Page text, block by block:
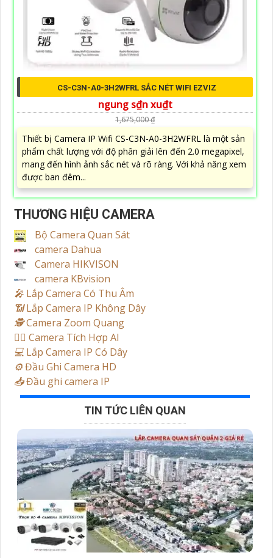
CS-C3N-A0-3H2WFRL SẮC NÉT WIFI EZVIZ
ngung s₫n xu₫t
1,675,000 ₫
Thiết bị Camera IP Wifi CS-C3N-A0-3H2WFRL là một sản
phẩm chất lượng với độ phân giải lên đến 2.0 megapixel,
mang đến hình ảnh sắc nét và rõ ràng. Với khả năng xem
được ban đêm...
THƯƠNG HIỆU CAMERA
Bộ Camera Quan Sát
camera Dahua
Camera HIKVISON
camera KBvision
️🎤️ Lắp Camera Có Thu Âm
📶Lắp Camera IP Không Dây
🕵️Camera Zoom Quang
🧛‍♀️ Camera Tích Hợp AI
💻 Lắp Camera IP Có Dây
⚙️Đầu Ghi Camera HD
📥Đầu ghi camera IP
TIN TỨC LIÊN QUAN